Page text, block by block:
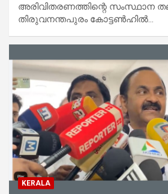
അരിവിതരണത്തിന്റെ സംസ്ഥാന
തിരുവനന്തപുരം കോട്ടൺഹിൽ…
KERALA